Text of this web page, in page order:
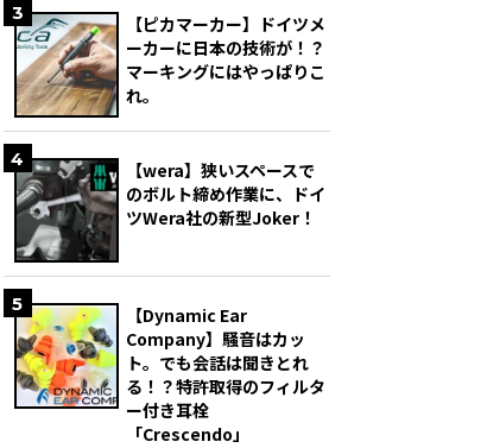
3
【ピカマーカー】ドイツメ
ーカーに日本の技術が！？
マーキングにはやっぱりこ
れ。
4
【wera】狭いスペースで
のボルト締め作業に、ドイ
ツWera社の新型Joker！
5
【Dynamic Ear
Company】騒音はカッ
ト。でも会話は聞きとれ
る！？特許取得のフィルタ
ー付き耳栓
「Crescendo」